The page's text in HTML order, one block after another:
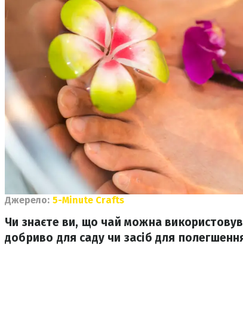
Джерело: 5-Minute Crafts
Чи знаєте ви, що чай можна
добриво для саду чи засіб для